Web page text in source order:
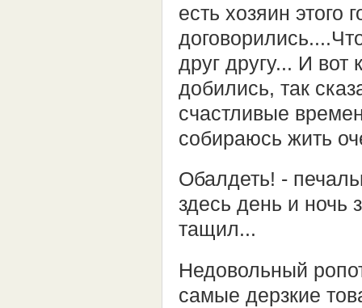
есть хозяин этого
друг другу... И вот
добились, так
счастливые
собираюсь жить
Обалдеть! -
здесь день и ночь
тащил...
Недовольный
самые дерзкие